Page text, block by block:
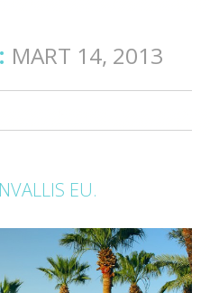
MART 14, 2013
EU.